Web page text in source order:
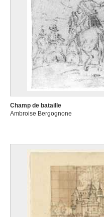
Champ de bataille
Ambroise Bergognone